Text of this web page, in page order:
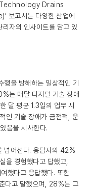
Drains
고서는 다양한 산업에
자의 인사이트를 담고 있
을 방해하는 일상적인 기
는 매달 디지털 기술 장애
달 평균 1.3일의 업무 시
인 기술 장애가 금전적, 운
음을 시사한다.
넘어선다. 응답자의 42%
을 경험했다고 답했고,
했다고 응답했다. 또한
다고 말했으며, 28%는 그